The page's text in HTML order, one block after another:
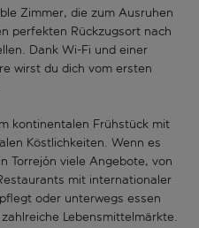
Zimmer, die zum Ausruhen
perfekten Rückzugsort nach
Dank Wi-Fi und einer
wirst du dich vom ersten
kontinentalen Frühstück mit
Köstlichkeiten. Wenn es
Torrejón viele Angebote, von
mit internationaler
oder unterwegs essen
Lebensmittelmärkte.